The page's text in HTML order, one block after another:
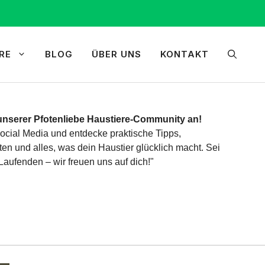
BLOG ÜBER UNS KONTAKT
Pfotenliebe Haustiere-Community an!
Media und entdecke praktische Tipps,
und alles, was dein Haustier glücklich macht. Sei
– wir freuen uns auf dich!"